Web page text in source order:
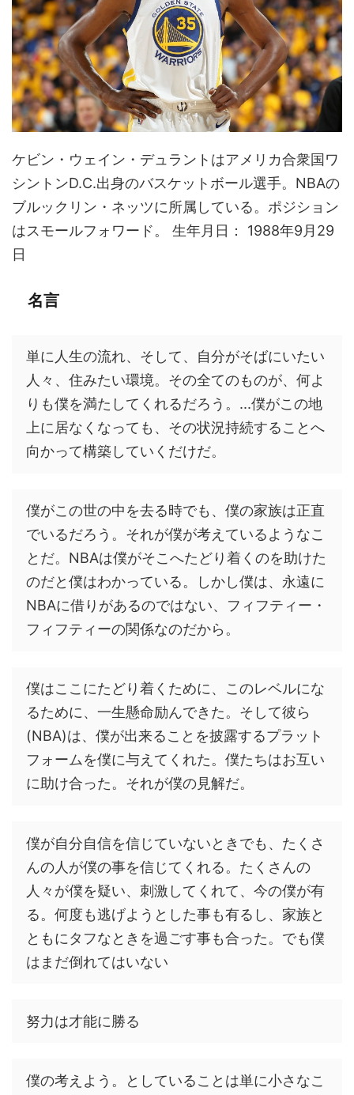
ケビン・ウェイン・デュラントはアメリカ合衆国ワ
シントンD.C.出身のバスケットボール選手。NBAの
ブルックリン・ネッツに所属している。ポジション
はスモールフォワード。 生年月日： 1988年9月29
日
名言
単に人生の流れ、そして、自分がそばにいたい
人々、住みたい環境。その全てのものが、何よ
りも僕を満たしてくれるだろう。...僕がこの地
上に居なくなっても、その状況持続することへ
向かって構築していくだけだ。
僕がこの世の中を去る時でも、僕の家族は正直
でいるだろう。それが僕が考えているようなこ
とだ。NBAは僕がそこへたどり着くのを助けた
のだと僕はわかっている。しかし僕は、永遠に
NBAに借りがあるのではない、フィフティー・
フィフティーの関係なのだから。
僕はここにたどり着くために、このレベルにな
るために、一生懸命励んできた。そして彼ら
(NBA)は、僕が出来ることを披露するプラット
フォームを僕に与えてくれた。僕たちはお互い
に助け合った。それが僕の見解だ。
僕が自分自信を信じていないときでも、たくさ
んの人が僕の事を信じてくれる。たくさんの
人々が僕を疑い、刺激してくれて、今の僕が有
る。何度も逃げようとした事も有るし、家族と
ともにタフなときを過ごす事も合った。でも僕
はまだ倒れてはいない
努力は才能に勝る
僕の考えよう。としていることは単に小さなこ